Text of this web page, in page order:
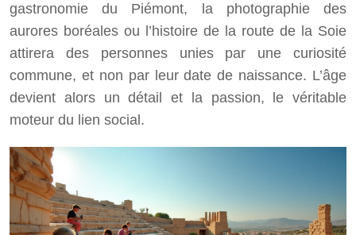
gastronomie du Piémont, la photographie des
aurores boréales ou l’histoire de la route de la Soie
attirera des personnes unies par une curiosité
commune, et non par leur date de naissance. L’âge
devient alors un détail et la passion, le véritable
moteur du lien social.